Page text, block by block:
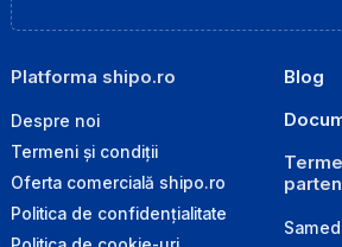
Platforma shipo.ro
Despre noi
Termeni și condiții
Oferta comercială shipo.ro
Politica de confidențialitate
Blog